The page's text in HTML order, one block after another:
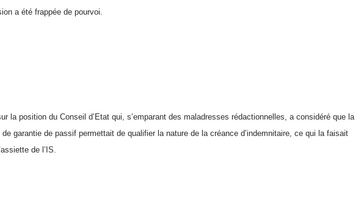
a été frappée de pourvoi.
la position du Conseil d’Etat qui, s’emparant des maladresses rédactionnelles, a considéré que la
garantie de passif permettait de qualifier la nature de la créance d’indemnitaire, ce qui la faisait
de l’IS.